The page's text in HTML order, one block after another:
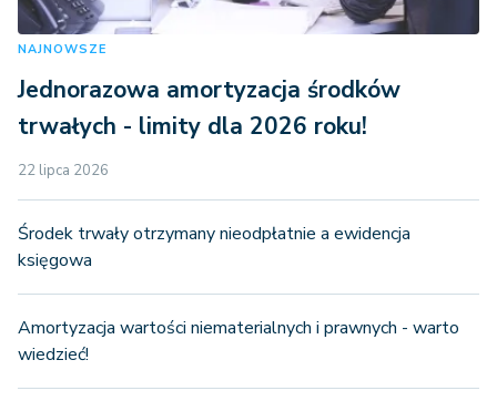
NAJNOWSZE
Jednorazowa amortyzacja środków
trwałych - limity dla 2026 roku!
22 lipca 2026
Środek trwały otrzymany nieodpłatnie a ewidencja
księgowa
Amortyzacja wartości niematerialnych i prawnych - warto
wiedzieć!